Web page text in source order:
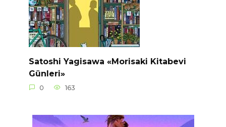
Satoshi Yagisawa «Morisaki Kitabevi
Günleri»
0 163